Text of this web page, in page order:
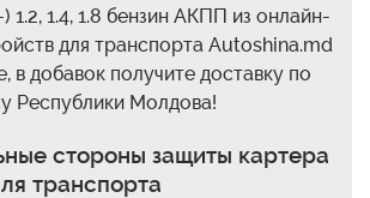
1.2, 1.4, 1.8 бензин АКПП из онлайн-
для транспорта Autoshina.md
в добавок получите доставку по
Республики Молдова!
стороны защиты картера
транспорта